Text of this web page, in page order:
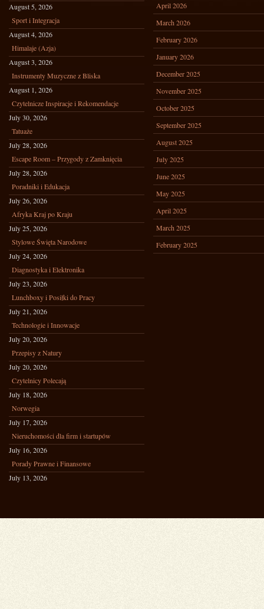
August 5, 2026
Sport i Integracja
August 4, 2026
Himalaje (Azja)
August 3, 2026
Instrumenty Muzyczne z Bliska
August 1, 2026
Czytelnicze Inspiracje i Rekomendacje
July 30, 2026
Tatuaże
July 28, 2026
Escape Room – Przygody z Zamknięcia
July 28, 2026
Poradniki i Edukacja
July 26, 2026
Afryka Kraj po Kraju
July 25, 2026
Stylowe Święta Narodowe
July 24, 2026
Diagnostyka i Elektronika
July 23, 2026
Lunchboxy i Posiłki do Pracy
July 21, 2026
Technologie i Innowacje
July 20, 2026
Przepisy z Natury
July 20, 2026
Czytelnicy Polecają
July 18, 2026
Norwegia
July 17, 2026
Nieruchomości dla firm i startupów
July 16, 2026
Porady Prawne i Finansowe
July 13, 2026
April 2026
March 2026
February 2026
January 2026
December 2025
November 2025
October 2025
September 2025
August 2025
July 2025
June 2025
May 2025
April 2025
March 2025
February 2025